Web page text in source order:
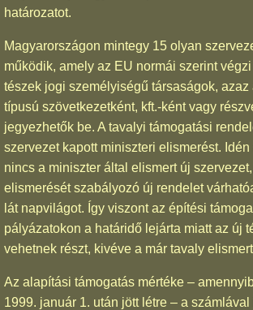
határozatot.
Magyarországon mintegy 15 olyan
működik, amely az EU normái szerint
tészek jogi személyiségű társaságok,
típusú szövetkezetként, kft.-ként vagy
jegyezhetők be. A tavalyi támogatási
szervezet kapott miniszteri elismerést.
nincs a miniszter által elismert új
elismerését szabályozó új rendelet
lát napvilágot. Így viszont az építési
pályázatokon a határidő lejárta miatt az új
vehetnek részt, kivéve a már tavaly
Az alapítási támogatás mértéke –
1999. január 1. után jött létre – a